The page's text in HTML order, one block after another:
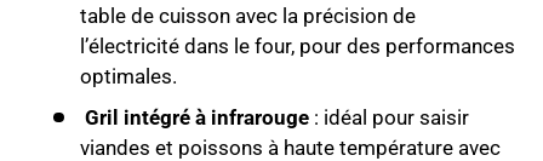
table de cuisson avec la précision de
l’électricité dans le four, pour des performances
optimales.
Gril intégré à infrarouge: idéal pour saisir
viandes et poissons à haute température avec